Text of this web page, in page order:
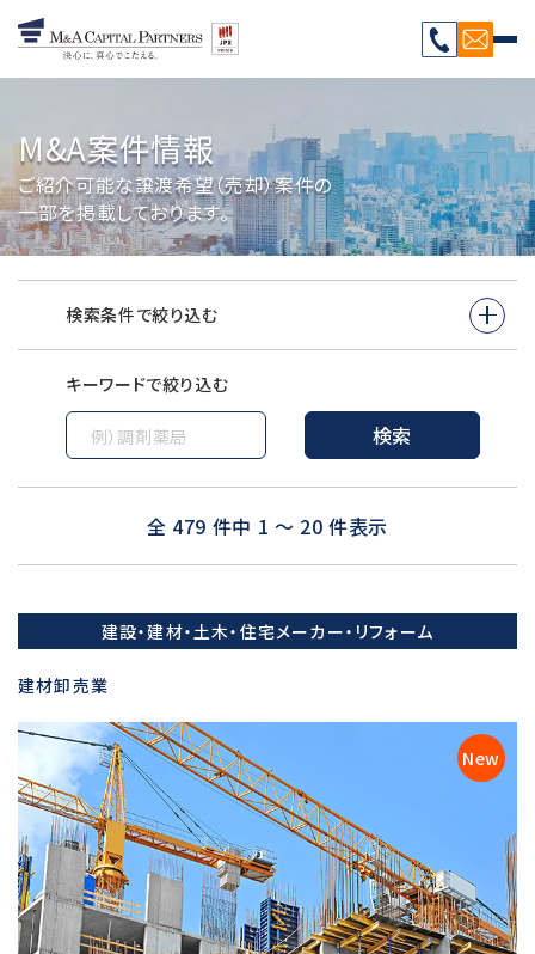
M&A案件情報
ご紹介可能な譲渡希望（売却）案件の
一部を掲載しております。
検索条件で絞り込む
キーワードで絞り込む
検索
全 479 件中 1 ～ 20 件表示
建設・建材・土木・住宅メーカー・リフォーム
建材卸売業